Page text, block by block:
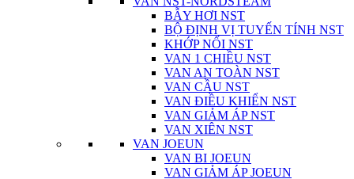
BẪY HƠI NST
BỘ ĐỊNH VỊ TUYẾN TÍNH NST
KHỚP NỐI NST
VAN 1 CHIỀU NST
VAN AN TOÀN NST
VAN CẦU NST
VAN ĐIỀU KHIỂN NST
VAN GIẢM ÁP NST
VAN XIÊN NST
VAN JOEUN
VAN BI JOEUN
VAN GIẢM ÁP JOEUN